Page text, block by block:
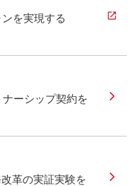
を実現する
ーシップ契約を
革の実証実験を